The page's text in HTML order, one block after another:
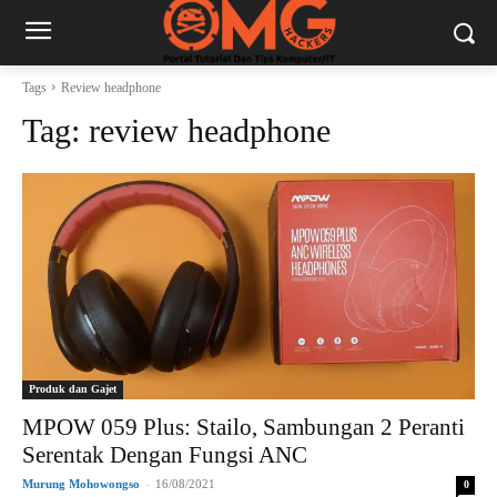
Tags Review headphone
Tag: review headphone
Produk dan Gajet
MPOW 059 Plus: Stailo, Sambungan 2 Peranti
Serentak Dengan Fungsi ANC
Murung Mohowongso - 16/08/2021 0